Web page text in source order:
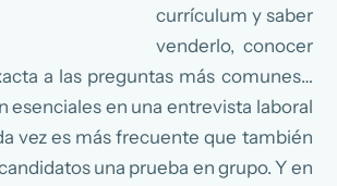
currículum y saber
venderlo, conocer
a las preguntas más comunes…
esenciales en una entrevista laboral
vez es más frecuente que también
una prueba en grupo. Y en